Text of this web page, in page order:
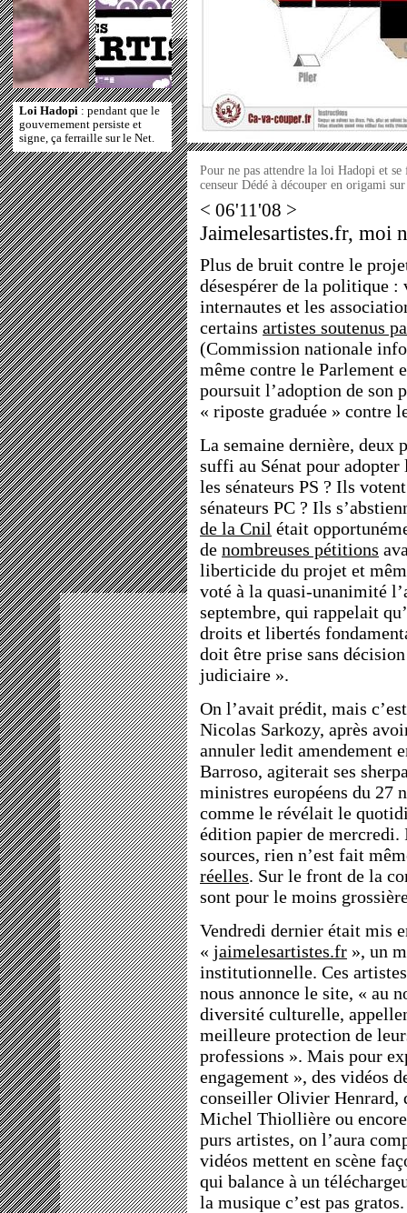
Loi Hadopi : pendant que le
gouvernement persiste et
signe, ça ferraille sur le Net.
Pour ne pas attendre la loi Hadopi et
censeur Dédé à découper en origami
< 06'11'08 >
Jaimelesartistes.fr, moi
Plus de bruit contre le
désespérer de la politique :
internautes et les
certains artistes soutenus
(Commission nationale
même contre le Parlement
poursuit l’adoption de son
« riposte graduée » contre
La semaine dernière, deux
suffi au Sénat pour
les sénateurs PS ? Ils
sénateurs PC ? Ils
de la Cnil était
de nombreuses pétitions
liberticide du projet et
voté à la quasi-unanimité
septembre, qui rappelait
droits et libertés
doit être prise sans
judiciaire ».
On l’avait prédit, mais
Nicolas Sarkozy, après
annuler ledit amendement
Barroso, agiterait ses
ministres européens du 27
comme le révélait le
édition papier de
sources, rien n’est fait
réelles. Sur le front de la
sont pour le moins
Vendredi dernier était mis
« jaimelesartistes.fr », un
institutionnelle. Ces
nous annonce le site, « au
diversité culturelle,
meilleure protection de
professions ». Mais pour
engagement », des vidéos
conseiller Olivier Henrard,
Michel Thiollière ou
purs artistes, on l’aura
vidéos mettent en scène
qui balance à un
la musique c’est pas